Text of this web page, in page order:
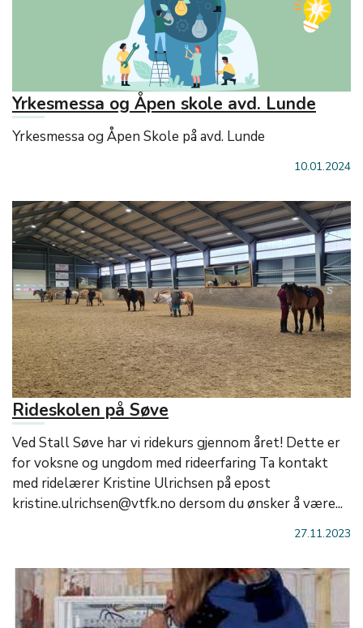
Yrkesmessa og Åpen skole avd. Lunde
Yrkesmessa og Åpen Skole på avd. Lunde
10.01.2024
Rideskolen på Søve
Ved Stall Søve har vi ridekurs gjennom året! Dette er
for voksne og ungdom med rideerfaring Ta kontakt
med ridelærer Kristine Ulrichsen på epost
kristine.ulrichsen@vtfk.no dersom du ønsker å være...
27.11.2023